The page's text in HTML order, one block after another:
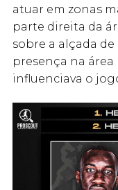
atuar em zonas
parte direita da
sobre a alçada
presença na
influenciava o